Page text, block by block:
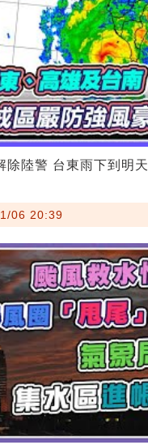
除陸警 台東雨下到明天
06 20:39